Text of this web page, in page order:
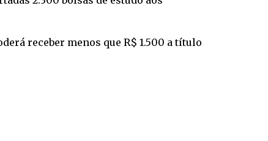
receber menos que R$ 1.500 a título